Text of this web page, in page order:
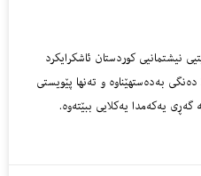
نیشتمانیی کوردستان ئاشکرایکرد
لە گەڕی یەکەمدا کادندیدەکەیان 208 دەنگی بەدەستهێناوە و تەنها پێویستی
یەکەمدا یەکلایی ببێتەوە.